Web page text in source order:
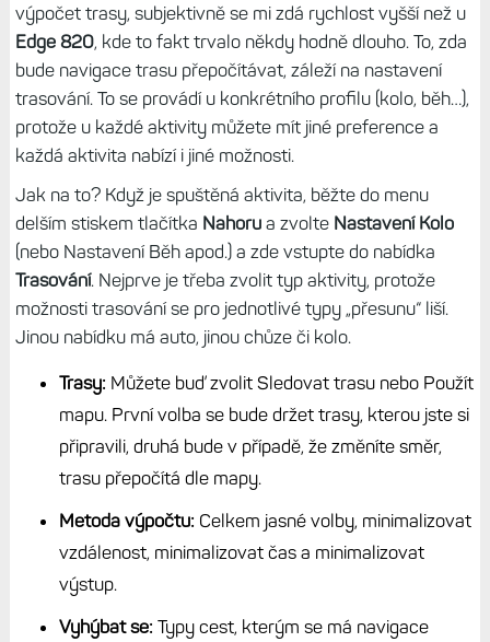
výpočet trasy, subjektivně se mi zdá rychlost vyšší než u
Edge 820, kde to fakt trvalo někdy hodně dlouho. To, zda
bude navigace trasu přepočítávat, záleží na nastavení
trasování. To se provádí u konkrétního profilu (kolo, běh…),
protože u každé aktivity můžete mít jiné preference a
každá aktivita nabízí i jiné možnosti.
Jak na to? Když je spuštěná aktivita, běžte do menu
delším stiskem tlačítka Nahorua zvolte Nastavení Kolo
(nebo Nastavení Běh apod.) a zde vstupte do nabídka
Trasování. Nejprve je třeba zvolit typ aktivity, protože
možnosti trasování se pro jednotlivé typy „přesunu“ liší.
Jinou nabídku má auto, jinou chůze či kolo.
Trasy: Můžete buď zvolit Sledovat trasu nebo Použít
mapu. První volba se bude držet trasy, kterou jste si
připravili, druhá bude v případě, že změníte směr,
trasu přepočítá dle mapy.
Metoda výpočtu: Celkem jasné volby, minimalizovat
vzdálenost, minimalizovat čas a minimalizovat
výstup.
Vyhýbat se: Typy cest, kterým se má navigace